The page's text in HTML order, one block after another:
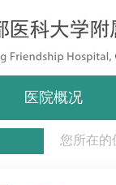
医院概况
您所在的